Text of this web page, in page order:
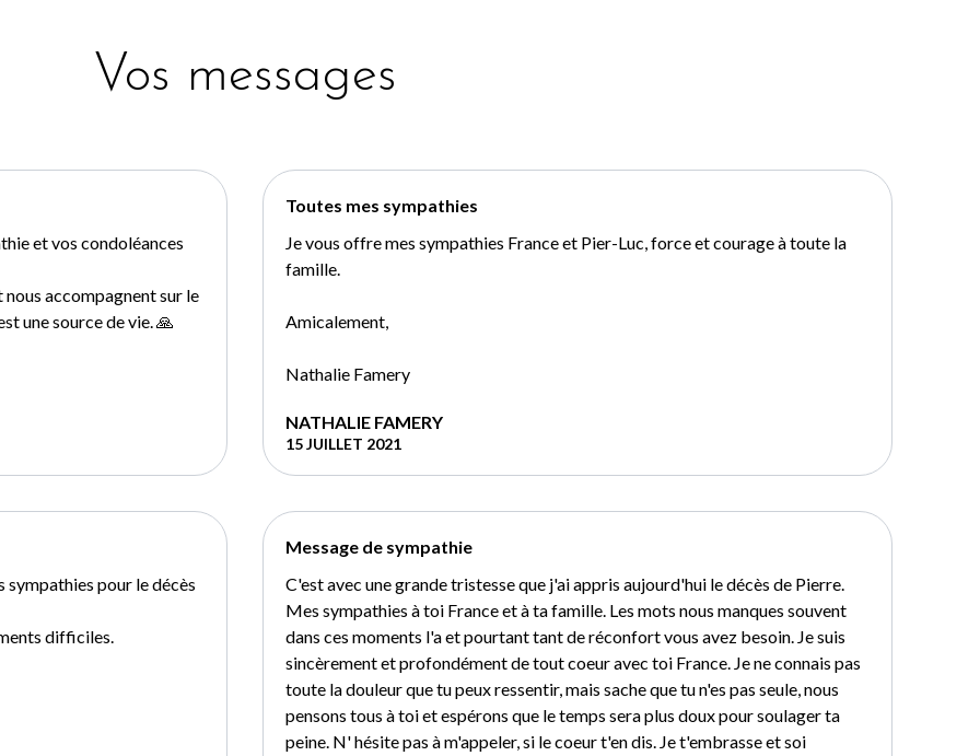
Vos messages
et vos condoléances
accompagnent sur le
une source de vie. 🙏
Toutes mes sympathies
Je vous offre mes sympathies France et Pier-Luc, force et courage à toute la
famille.
Amicalement,
Nathalie Famery
NATHALIE FAMERY
15 JUILLET 2021
pour le décès
difficiles.
Message de sympathie
C'est avec une grande tristesse que j'ai appris aujourd'hui le décès de Pierre.
Mes sympathies à toi France et à ta famille. Les mots nous manques souvent
dans ces moments l'a et pourtant tant de réconfort vous avez besoin. Je suis
sincèrement et profondément de tout coeur avec toi France. Je ne connais pas
toute la douleur que tu peux ressentir, mais sache que tu n'es pas seule, nous
pensons tous à toi et espérons que le temps sera plus doux pour soulager ta
peine. N' hésite pas à m'appeler, si le coeur t'en dis. Je t'embrasse et soi